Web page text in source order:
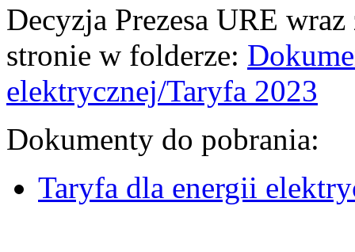
Decyzja Prezesa URE
stronie w folderze:
elektrycznej/Taryfa 2023
Dokumenty do pobrania:
Taryfa dla energii